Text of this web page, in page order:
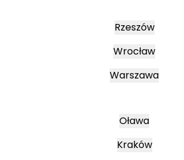
Rzeszów
Wrocław
Warszawa
Oława
Kraków